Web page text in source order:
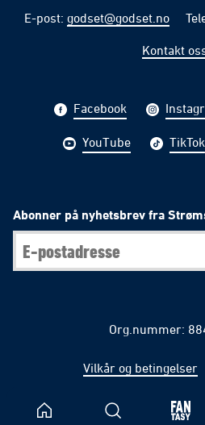
E-post: godset@godset.no
Kontakt
Facebook
YouTube TikTok
Abonner på nyhetsbrev fra
Org.nummer:
Vilkår og betingelser